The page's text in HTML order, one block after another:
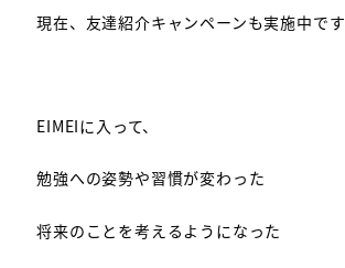
現在、友達紹介キャンペーンも実施中です
EIMEIに入って、
勉強への姿勢や習慣が変わった
将来のことを考えるようになった